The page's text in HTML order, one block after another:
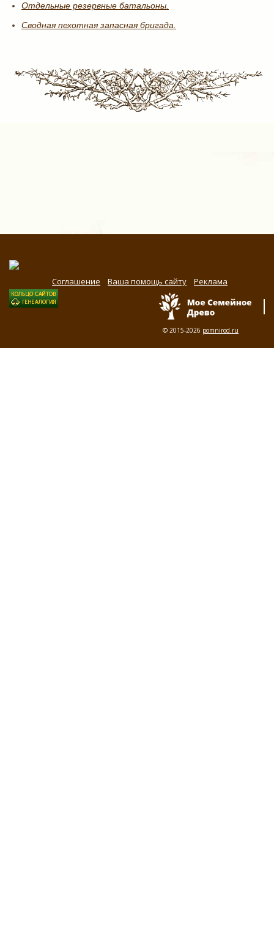
Отдельные резервные батальоны.
Сводная пехотная запасная бригада.
Соглашение Ваша помощь сайту Реклама
© 2015-2026 pomnirod.ru